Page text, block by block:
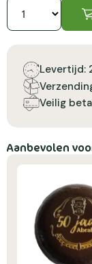
Levertijd:
Veilig
Aanbevolen